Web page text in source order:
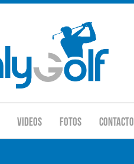
Videos Fotos Contacto